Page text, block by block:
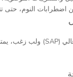
اضطرابات النوم، حتى